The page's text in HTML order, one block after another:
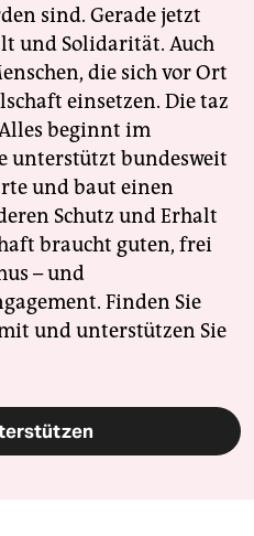
sind. Gerade jetzt
und Solidarität. Auch
die sich vor Ort
einsetzen. Die taz
beginnt im
unterstützt bundesweit
und baut einen
Schutz und Erhalt
braucht guten, frei
– und
Finden Sie
und unterstützen Sie